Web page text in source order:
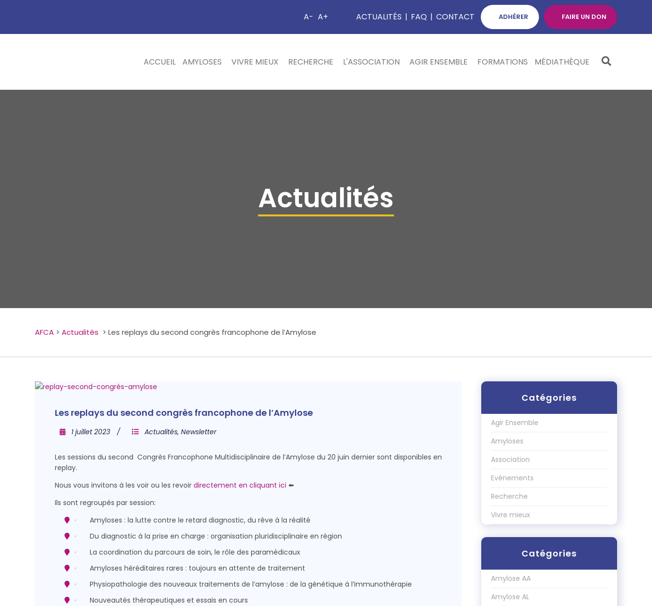
A- A+ ACTUALITÉS | FAQ | CONTACT ADHÉRER FAIRE UN DON
ACCUEIL AMYLOSES VIVRE MIEUX RECHERCHE L'ASSOCIATION AGIR ENSEMBLE FORMATIONS MÉDIATHÈQUE
Actualités
AFCA > Actualités > Les replays du second congrès francophone de l’Amylose
Les replays du second congrès francophone de l’Amylose
1 juillet 2023 Actualités, Newsletter
Les sessions du second Congrès Francophone Multidisciplinaire de l’Amylose du 20 juin dernier sont disponibles en
replay.
Nous vous invitons à les voir ou les revoir directement en cliquant ici ⬅️
Ils sont regroupés par session:
· Amyloses : la lutte contre le retard diagnostic, du rêve à la réalité
· Du diagnostic à la prise en charge : organisation pluridisciplinaire en région
· La coordination du parcours de soin, le rôle des paramédicaux
· Amyloses héréditaires rares : toujours en attente de traitement
· Physiopathologie des nouveaux traitements de l’amylose : de la génétique à l’immunothérapie
· Nouveautés thérapeutiques et essais en cours
Catégories
Agir Ensemble
Amyloses
Association
Evénements
Recherche
Vivre mieux
Catégories
Amylose AA
Amylose AL